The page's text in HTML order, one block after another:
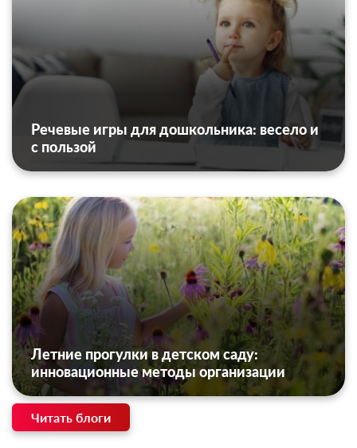
Речевые игры для дошкольника: весело и
с пользой
Летние прогулки в детском саду:
инновационные методы организации
Читать блоги